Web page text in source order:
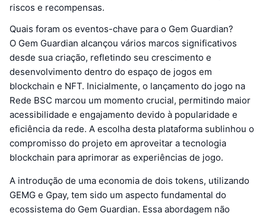
riscos e recompensas.
Quais foram os eventos-chave para o Gem Guardian?
O Gem Guardian alcançou vários marcos significativos
desde sua criação, refletindo seu crescimento e
desenvolvimento dentro do espaço de jogos em
blockchain e NFT. Inicialmente, o lançamento do jogo na
Rede BSC marcou um momento crucial, permitindo maior
acessibilidade e engajamento devido à popularidade e
eficiência da rede. A escolha desta plataforma sublinhou o
compromisso do projeto em aproveitar a tecnologia
blockchain para aprimorar as experiências de jogo.
A introdução de uma economia de dois tokens, utilizando
GEMG e Gpay, tem sido um aspecto fundamental do
ecossistema do Gem Guardian. Essa abordagem não